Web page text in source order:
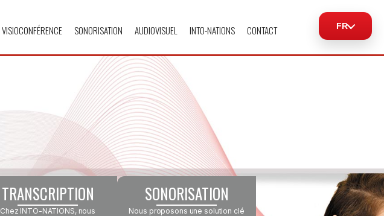
VISIOCONFÉRENCE SONORISATION AUDIOVISUEL INTO-NATIONS CONTACT FR
TRANSCRIPTION
Chez INTO-NATIONS, nous
SONORISATION
Nous proposons une solution clé